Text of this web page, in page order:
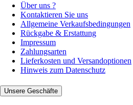
Über uns ?
Kontaktieren Sie uns
Allgemeine Verkaufsbedingungen
Rückgabe & Erstattung
Impressum
Zahlungsarten
Lieferkosten und Versandoptionen
Hinweis zum Datenschutz
Unsere Geschäfte